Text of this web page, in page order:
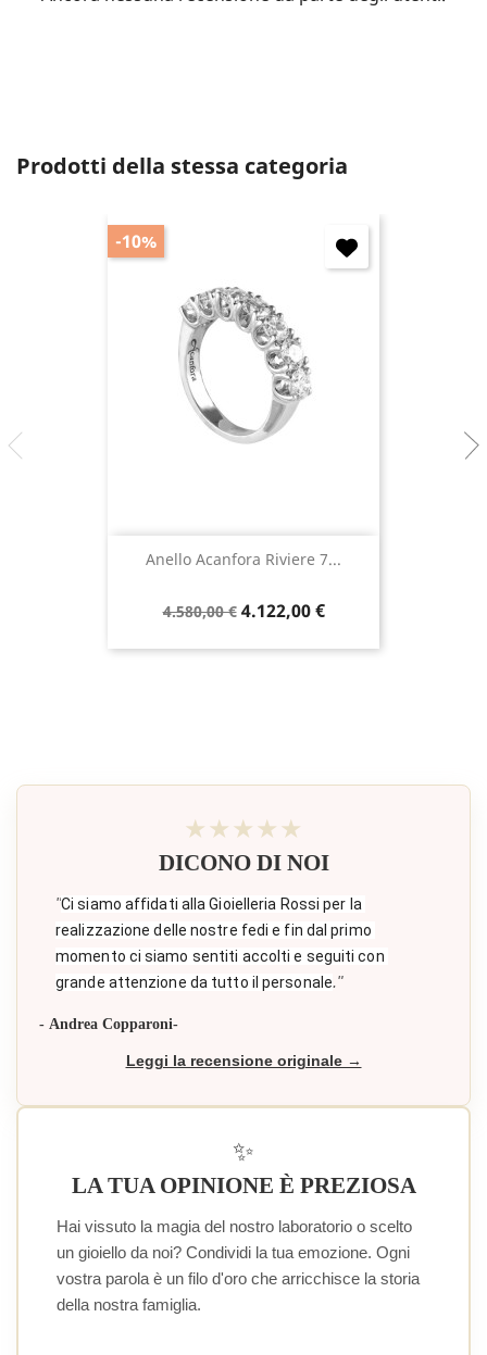
Prodotti della stessa categoria
Anello Acanfora Riviere 7...
Prezzo
4.580,00 € Prezzo
4.122,00 €
-10%
★★★★★
DICONO DI NOI
"Ci siamo affidati alla Gioielleria Rossi per la
realizzazione delle nostre fedi e fin dal primo
momento ci siamo sentiti accolti e seguiti con
grande attenzione da tutto il personale."
- Andrea Copparoni-
Leggi la recensione originale →
✨
LA TUA OPINIONE È PREZIOSA
Hai vissuto la magia del nostro laboratorio o scelto
un gioiello da noi? Condividi la tua emozione. Ogni
vostra parola è un filo d'oro che arricchisce la storia
della nostra famiglia.